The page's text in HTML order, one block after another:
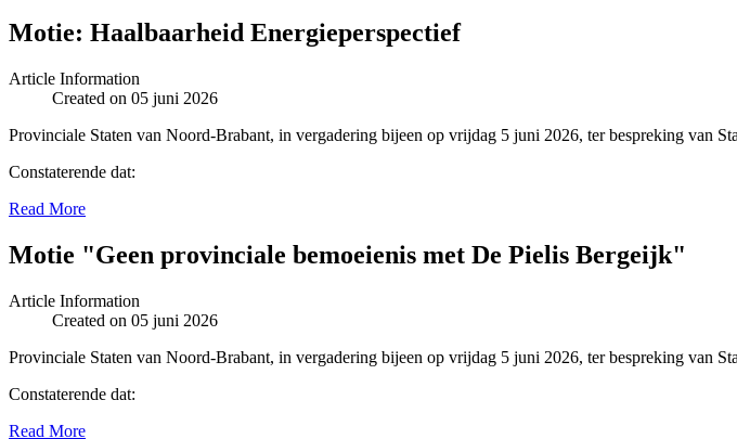
Motie: Haalbaarheid Energieperspectief
Article Information
Created on 05 juni 2026
Provinciale Staten van Noord-Brabant, in vergadering bijeen op vrijdag 5 juni 2026, ter bespreking van
Constaterende dat:
Read More
Motie "Geen provinciale bemoeienis met De Pielis Bergeijk"
Article Information
Created on 05 juni 2026
Provinciale Staten van Noord-Brabant, in vergadering bijeen op vrijdag 5 juni 2026, ter bespreking van
Constaterende dat:
Read More